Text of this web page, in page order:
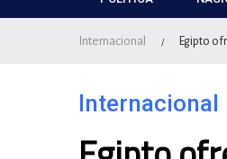
Internacional / Egipto
Internacional